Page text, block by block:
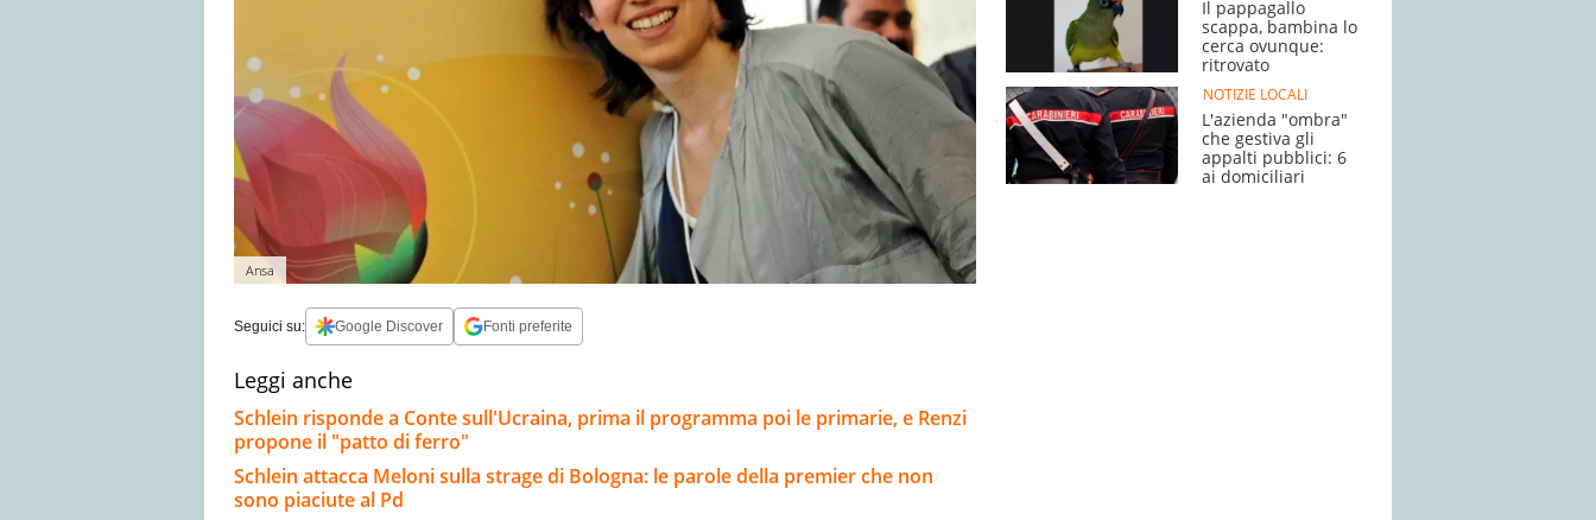
Ansa
Seguici su: Google Discover Fonti preferite
Leggi anche
Schlein risponde a Conte sull'Ucraina, prima il programma poi le primarie, e Renzi
propone il "patto di ferro"
Schlein attacca Meloni sulla strage di Bologna: le parole della premier che non
sono piaciute al Pd
Il pappagallo
scappa, bambina lo
cerca ovunque:
ritrovato
NOTIZIE LOCALI
L'azienda "ombra"
che gestiva gli
appalti pubblici: 6
ai domiciliari